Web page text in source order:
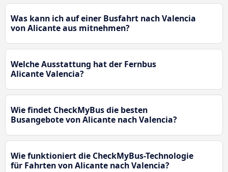
Was kann ich auf einer Busfahrt nach Valencia
von Alicante aus mitnehmen?
Welche Ausstattung hat der Fernbus
Alicante Valencia?
Wie findet CheckMyBus die besten
Busangebote von Alicante nach Valencia?
Wie funktioniert die CheckMyBus-Technologie
für Fahrten von Alicante nach Valencia?